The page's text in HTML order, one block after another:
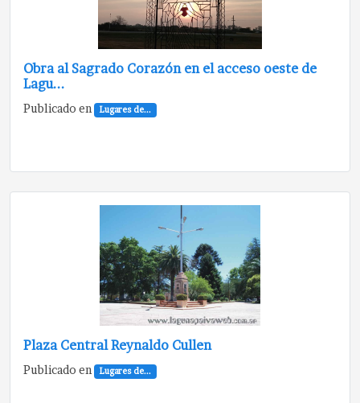
Obra al Sagrado Corazón en el acceso oeste de
Lagu...
Publicado en Lugares de...
Plaza Central Reynaldo Cullen
Publicado en Lugares de...